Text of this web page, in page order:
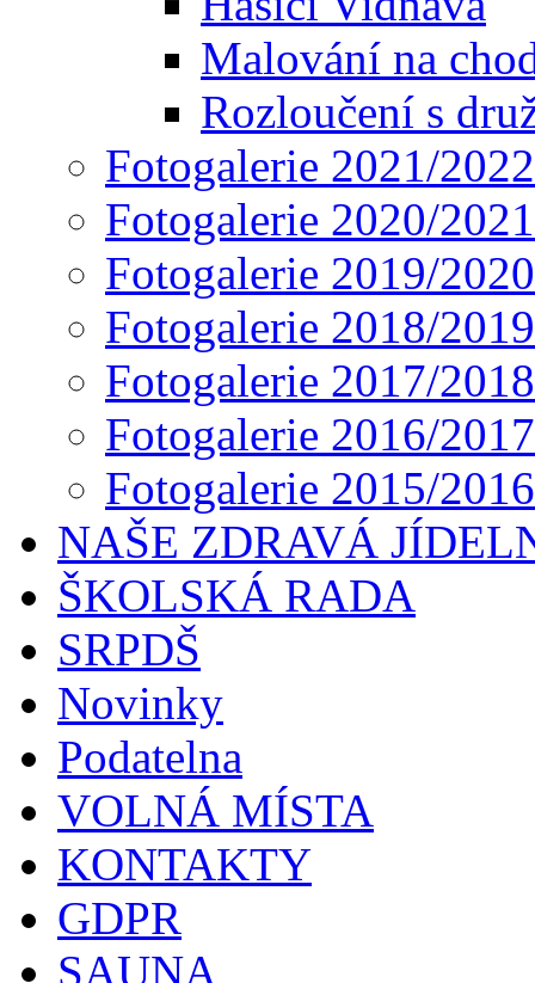
Malování na
Rozloučení s
Fotogalerie 2021/2022
Fotogalerie 2020/2021
Fotogalerie 2019/2020
Fotogalerie 2018/2019
Fotogalerie 2017/2018
Fotogalerie 2016/2017
Fotogalerie 2015/2016
NAŠE ZDRAVÁ
ŠKOLSKÁ RADA
SRPDŠ
Novinky
Podatelna
VOLNÁ MÍSTA
KONTAKTY
GDPR
SAUNA